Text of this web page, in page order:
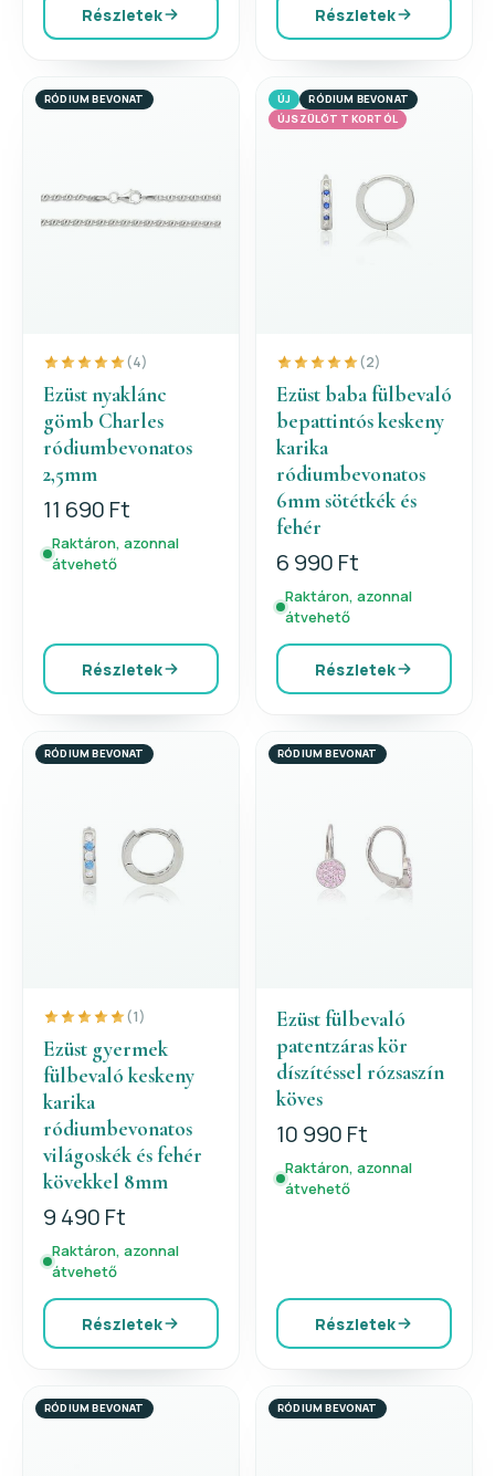
Részletek Részletek
RÓDIUM BEVONAT
(4)
Ezüst nyaklánc
gömb Charles
ródiumbevonatos
2,5mm
11 690 Ft
Raktáron, azonnal
átvehető
Részletek
ÚJ
RÓDIUM BEVONAT
ÚJSZÜLÖTT KORTÓL
(2)
Ezüst baba fülbevaló
bepattintós keskeny
karika
ródiumbevonatos
6mm sötétkék és
fehér
6 990 Ft
Raktáron, azonnal
átvehető
Részletek
RÓDIUM BEVONAT
(1)
Ezüst gyermek
fülbevaló keskeny
karika
ródiumbevonatos
világoskék és fehér
kövekkel 8mm
9 490 Ft
Raktáron, azonnal
átvehető
Részletek
RÓDIUM BEVONAT
Ezüst fülbevaló
patentzáras kör
díszítéssel rózsaszín
köves
10 990 Ft
Raktáron, azonnal
átvehető
Részletek
RÓDIUM BEVONAT RÓDIUM BEVONAT